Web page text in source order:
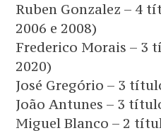
Ruben Gonzalez – 4
2006 e 2008)
Frederico Morais – 3
2020)
José Gregório – 3
João Antunes – 3
Miguel Blanco – 2